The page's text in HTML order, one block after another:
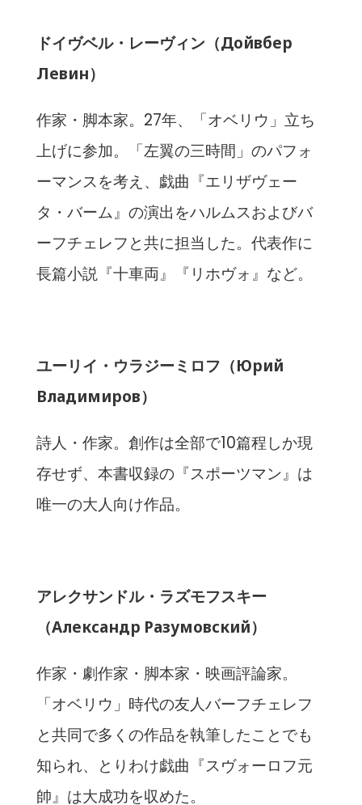
ドイヴベル・レーヴィン（Дойвбер
Левин）
作家・脚本家。27年、「オベリウ」立ち
上げに参加。「左翼の三時間」のパフォ
ーマンスを考え、戯曲『エリザヴェー
タ・バーム』の演出をハルムスおよびバ
ーフチェレフと共に担当した。代表作に
長篇小説『十車両』『リホヴォ』など。
ユーリイ・ウラジーミロフ（Юрий
Владимиров）
詩人・作家。創作は全部で10篇程しか現
存せず、本書収録の『スポーツマン』は
唯一の大人向け作品。
アレクサンドル・ラズモフスキー
（Александр Разумовский）
作家・劇作家・脚本家・映画評論家。
「オベリウ」時代の友人バーフチェレフ
と共同で多くの作品を執筆したことでも
知られ、とりわけ戯曲『スヴォーロフ元
帥』は大成功を収めた。